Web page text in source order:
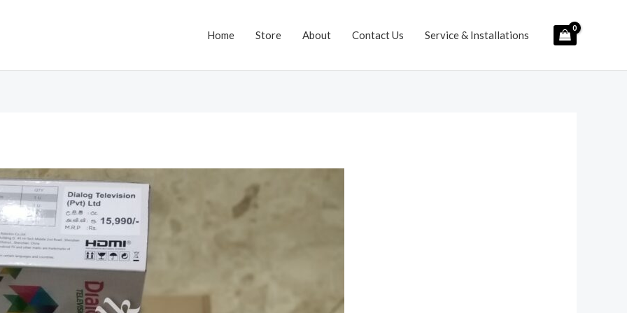
Home Store About Contact Us Service & Installations